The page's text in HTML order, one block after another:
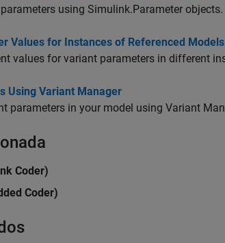
using Simulink.Parameter objects.
Values for Instances of Referenced Models
values for variant parameters in different
Using Variant Manager
parameters in your model using Variant
Coder)
Coder)